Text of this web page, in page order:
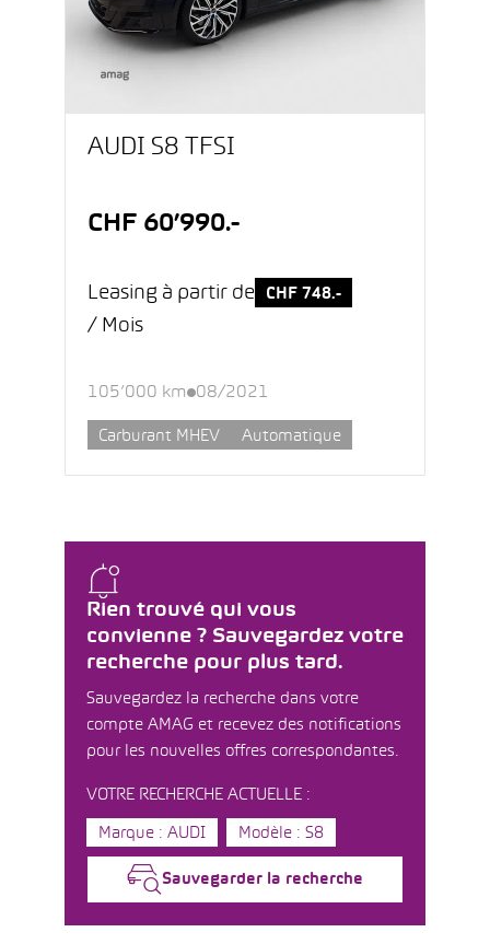
Rien trouvé qui vous
convienne ? Sauvegardez votre
recherche pour plus tard.
Sauvegardez la recherche dans votre
compte AMAG et recevez des notifications
pour les nouvelles offres correspondantes.
VOTRE RECHERCHE ACTUELLE :
Marque : AUDI Modèle : S8
Sauvegarder la recherche
AUDI S8 TFSI
CHF 60’990.-
Leasing à partir de CHF 748.-
/ Mois
105’000 km 08/2021
Carburant MHEV Automatique